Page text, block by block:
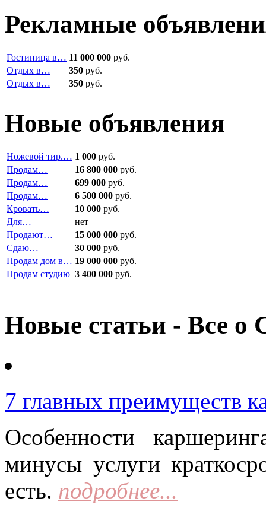
Рекламные
Гостиница в… 11 000 000 руб.
Отдых в…
350 руб.
Отдых в…
350 руб.
Новые объявления
Ножевой тир.… 1 000 руб.
Продам…
16 800 000 руб.
Продам…
699 000 руб.
Продам…
6 500 000 руб.
Кровать…
10 000 руб.
Для…
нет
Продают…
15 000 000 руб.
Сдаю…
30 000 руб.
Продам дом в… 19 000 000 руб.
Продам студию 3 400 000 руб.
Новые статьи - Все о
7 главных преимуществ
Особенности
минусы услуги
есть. подробнее...